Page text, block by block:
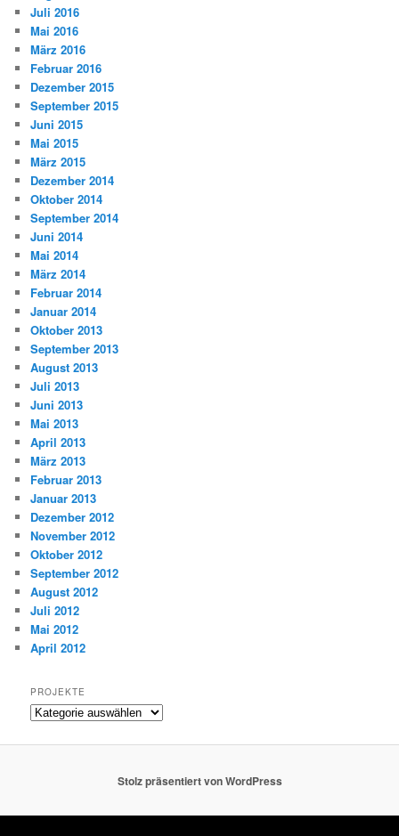
Juli 2016
Mai 2016
März 2016
Februar 2016
Dezember 2015
September 2015
Juni 2015
Mai 2015
März 2015
Dezember 2014
Oktober 2014
September 2014
Juni 2014
Mai 2014
März 2014
Februar 2014
Januar 2014
Oktober 2013
September 2013
August 2013
Juli 2013
Juni 2013
Mai 2013
April 2013
März 2013
Februar 2013
Januar 2013
Dezember 2012
November 2012
Oktober 2012
September 2012
August 2012
Juli 2012
Mai 2012
April 2012
PROJEKTE
Projekte
Stolz präsentiert von WordPress